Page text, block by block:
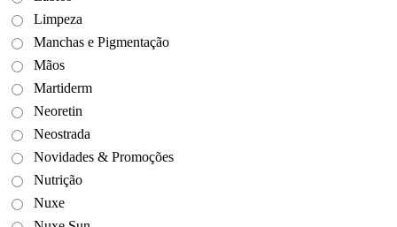
Limpeza
Manchas e Pigmentação
Mãos
Martiderm
Neoretin
Neostrada
Novidades & Promoções
Nutrição
Nuxe